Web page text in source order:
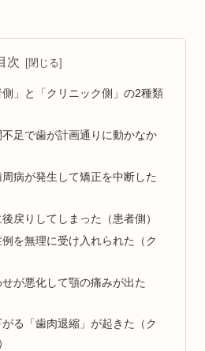
次
」と「クリニック側」の2種類
足で歯が計画通りに動かなか
病が発生して矯正を中断した
戻りしてしまった（患者側）
を無理に受け入れられた（ク
が悪化して顎の痛みが出た
る「歯肉退縮」が起きた（ク